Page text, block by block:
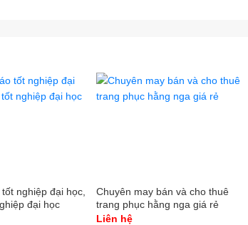
nghiệp đại học,
đại học
Chuyên may bán và cho thuê
trang phục hằng nga giá rẻ
Liên hệ